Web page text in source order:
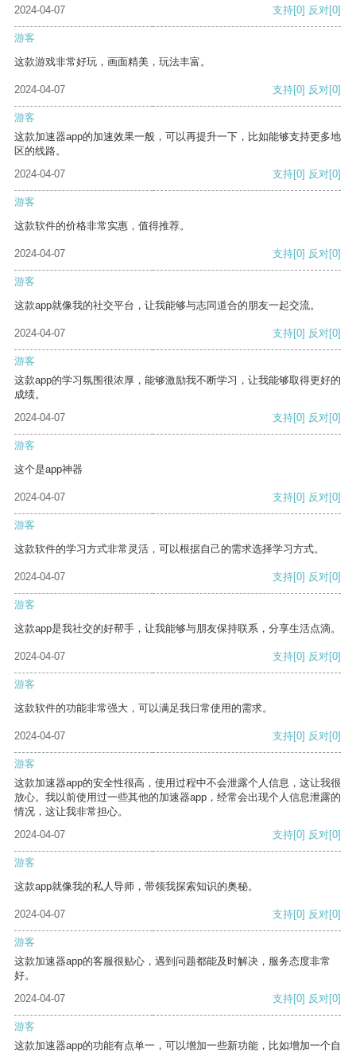
2024-04-07 支持[0] 反对[0]
游客
这款游戏非常好玩，画面精美，玩法丰富。
2024-04-07 支持[0] 反对[0]
游客
这款加速器app的加速效果一般，可以再提升一下，比如能够支持更多地
区的线路。
2024-04-07
支持[0] 反对[0]
游客
这款软件的价格非常实惠，值得推荐。
2024-04-07 支持[0] 反对[0]
游客
这款app就像我的社交平台，让我能够与志同道合的朋友一起交流。
2024-04-07 支持[0] 反对[0]
游客
这款app的学习氛围很浓厚，能够激励我不断学习，让我能够取得更好的
成绩。
2024-04-07
支持[0] 反对[0]
游客
这个是app神器
2024-04-07 支持[0] 反对[0]
游客
这款软件的学习方式非常灵活，可以根据自己的需求选择学习方式。
2024-04-07 支持[0] 反对[0]
游客
这款app是我社交的好帮手，让我能够与朋友保持联系，分享生活点滴。
2024-04-07 支持[0] 反对[0]
游客
这款软件的功能非常强大，可以满足我日常使用的需求。
2024-04-07 支持[0] 反对[0]
游客
这款加速器app的安全性很高，使用过程中不会泄露个人信息，这让我很
放心。我以前使用过一些其他的加速器app，经常会出现个人信息泄露的
情况，这让我非常担心。
2024-04-07
支持[0] 反对[0]
游客
这款app就像我的私人导师，带领我探索知识的奥秘。
2024-04-07 支持[0] 反对[0]
游客
这款加速器app的客服很贴心，遇到问题都能及时解决，服务态度非常
好。
2024-04-07
支持[0] 反对[0]
游客
这款加速器app的功能有点单一，可以增加一些新功能，比如增加一个自